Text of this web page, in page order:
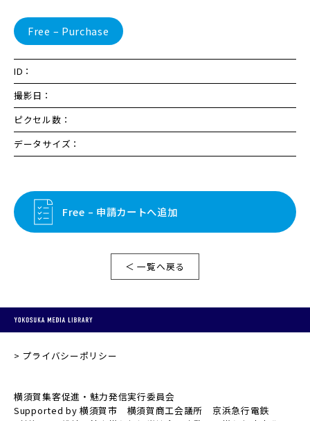
Free – Purchase
ID：
撮影日：
ピクセル数：
データサイズ：
Free – 申請カートへ追加
＜ 一覧へ戻る
プライバシーポリシー
横須賀集客促進・魅力発信実行委員会
Supported by 横須賀市 横須賀商工会議所 京浜急行電鉄